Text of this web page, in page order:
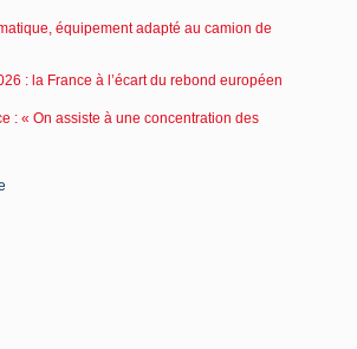
équipement adapté au camion de
: la France à l’écart du rebond européen
: « On assiste à une concentration des